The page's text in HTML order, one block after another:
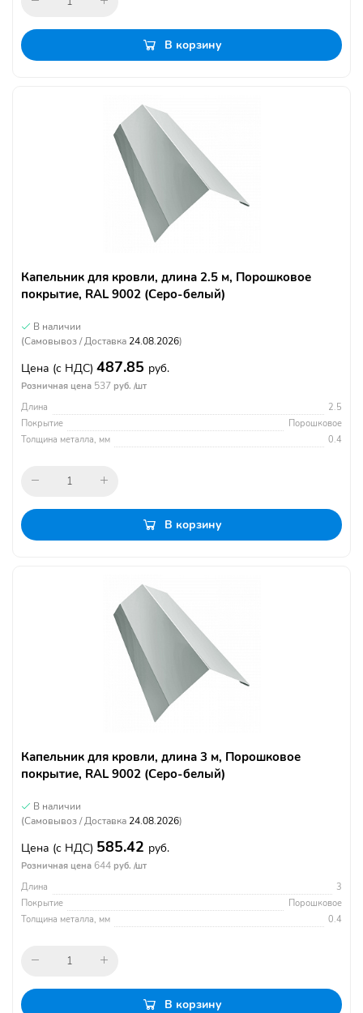
В корзину
Капельник для кровли, длина 2.5 м, Порошковое
покрытие, RAL 9002 (Серо-белый)
В наличии
(Самовывоз / Доставка 24.08.2026)
Цена (с НДС) 487.85 руб.
Розничная цена 537 руб. /шт
Длина
2.5
Покрытие
Порошковое
Толщина металла, мм
0.4
В корзину
Капельник для кровли, длина 3 м, Порошковое
покрытие, RAL 9002 (Серо-белый)
В наличии
(Самовывоз / Доставка 24.08.2026)
Цена (с НДС) 585.42 руб.
Розничная цена 644 руб. /шт
Длина
3
Покрытие
Порошковое
Толщина металла, мм
0.4
В корзину